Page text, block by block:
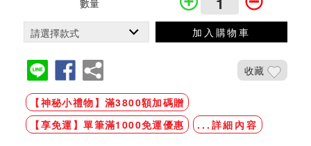
數量
加入購物車
收藏
【神秘小禮物】滿3800額加碼贈
【享免運】單筆滿1000免運優惠
...詳細內容